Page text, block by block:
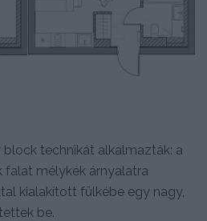
technikát alkalmazták: a
falat mélykék árnyalatra
kialakított fülkébe egy nagy,
be.